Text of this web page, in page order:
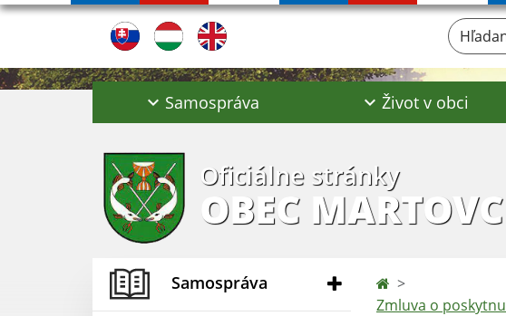
Hľadaný
Samospráva Život v obci
Oficiálne stránky
OBEC
Samospráva
Zmluva o